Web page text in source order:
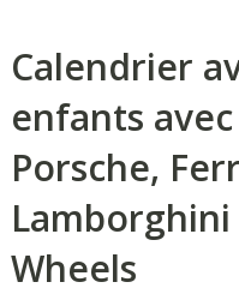
Calendrier
enfants
Porsche,
Wheels